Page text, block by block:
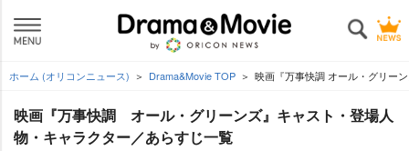
ホーム (オリコンニュース) Drama&Movie TOP 映画『万事快調 オール・グリー
映画『万事快調 オール・グリーンズ』キャスト・登場人
物・キャラクター／あらすじ一覧